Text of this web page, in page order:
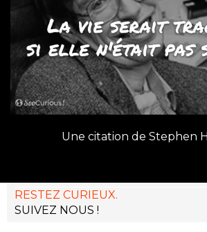
Une citation de Stephen
RESTEZ CURIEUX.
SUIVEZ NOUS !